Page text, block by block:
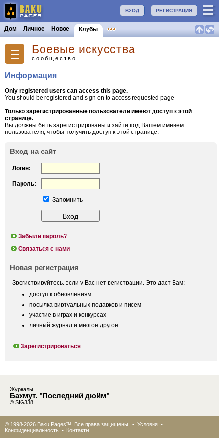
РЕГИСТРАЦИЯ
ВХОД
Дом Личное Новое Клубы
Боевые искусства
сообщество
Информация
Only registered users can access this page.
You should be registered and sign on to access requested page.
Только зарегистрированные пользователи имеют доступ к этой
странице.
Вы должны быть зарегистрированы и зайти под Вашем именем
пользователя, чтобы получить доступ к этой странице.
Вход на сайт
Логин:
Пароль:
Запомнить
Забыли пароль?
Связаться с нами
Новая регистрация
Зрегистрируйтесь, если у Вас нет регистрации. Это даст Вам:
доступ к обновлениям
посылка виртуальных подарков и писем
участие в играх и конкурсах
личный журнал и многое другое
Зарегистрироваться
Журналы
Бахмут. "Последний дюйм"
© SIG338
© 1998-2026 Baku Pages™. Все права защищены • Условия •
Конфиденциальность • Контакты